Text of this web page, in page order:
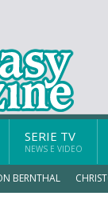
SERIE TV
NEWS E VIDEO
BERNTHAL